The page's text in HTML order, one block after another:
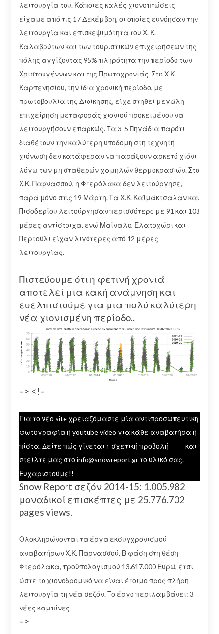
λειτουργία του. Κάποιες καλές χιονοπτώσεις
είχαμε από τις 17 Δεκέμβρη, οι οποίες ευνόησαν την
λειτουργία και επισκεψιμότητα του Χ. Κ.
Καλαβρύτων και των τουριστικών επιχειρήσεων της
πόλης αγγίζοντας 95% πληρότητα την περίοδο των
Χριστουγέννων και της Πρωτοχρονιάς. Στο Χ.Κ.
Καρπενησίου, την ίδια χρονική περίοδο, με
πρωτοβουλία της Διοίκησης, είχε στηθεί μεγάλη
επιχείρηση μεταφοράς χιονιού προκειμένου να
λειτουργήσουν επαρκώς. Τα 3-5 Πηγάδια παρότι
διαθέτουν την καλύτερη υποδομή στη τεχνητή
χιόνωση δεν κατάφεραν να παράξουν αρκετό χιόνι
λόγω των μη σταθερών χαμηλών θερμοκρασιών. Στο
Χ.Κ. Παρνασσού, η Φτερόλακα δεν λειτούργησε,
παρά μόνο στις 19 Μάρτη. Τα Χ.Κ. Καϊμάκτσαλαν και
Πισοδερίου λειτούργησαν περισσότερο με 91 και 108
μέρες αντίστοιχα, ενώ Μαίναλο, Ελατοχώρι και
Περτούλι είχαν λιγότερες από 12 μέρες
λειτουργίας.
Πιστεύουμε ότι η φετινή χρονιά
αποτελεί μια κακή ανάμνηση και
ευελπιστούμε για μια πολύ καλύτερη
νέα χιονισμένη περίοδο..
–> <!–
Για το νέο site χρειαζόμαστε μία αντιπροσωπευτική
φωτογραφία ή youtube video για κάθε αναβατήρα ή
πίστα. Δείτε πώς γίνεται η σχετική προβολή
και
στείλτε μας στο info@snowreport.gr το υλικό σας.
Ευχαριστούμε!!
Snow Report σεζόν 2014-15: 1.005.982
μοναδικοί επισκέπτες με 25.776.702
pages views.
Ολοκληρώνονται τα έργα εκσυγχρονισμού
αναβατήρων Χ.Κ. Παρνασσού, Β φάση στη θέση
Φτερόλακα, προϋπολογισμού 13.617.000 Ευρώ, έτσι
ώστε το χιονοδρομικό να είναι έτοιμο προς πλήρη
λειτουργία τη νέα σεζόν. Το έργο περιλαμβάνει: 3
νέες καμπίνες
–>